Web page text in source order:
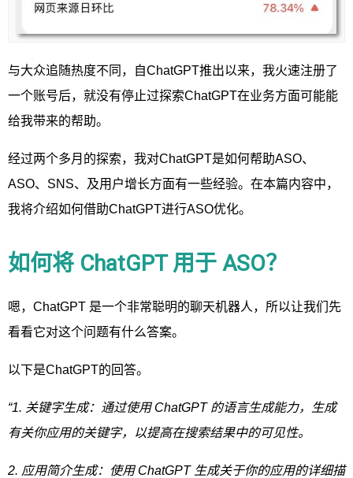
与大众追随热度不同，自ChatGPT推出以来，我火速注册了
一个账号后，就没有停止过探索ChatGPT在业务方面可能能
给我带来的帮助。
经过两个多月的探索，我对ChatGPT是如何帮助ASO、
ASO、SNS、及用户增长方面有一些经验。在本篇内容中，
我将介绍如何借助ChatGPT进行ASO优化。
如何将 ChatGPT 用于 ASO？
嗯，ChatGPT 是一个非常聪明的聊天机器人，所以让我们先
看看它对这个问题有什么答案。
以下是ChatGPT的回答。
“1. 关键字生成：通过使用 ChatGPT 的语言生成能力，生成
有关你应用的关键字，以提高在搜索结果中的可见性。
2. 应用简介生成：使用 ChatGPT 生成关于你的应用的详细描